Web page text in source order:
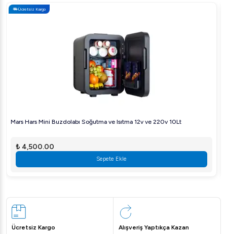
Ücretsiz Kargo
Mars Hars Mini Buzdolabı Soğutma ve Isıtma 12v ve 220v 10Lt
₺ 4,500.00
Sepete Ekle
Ücretsiz Kargo Alışveriş Yaptıkça Kazan